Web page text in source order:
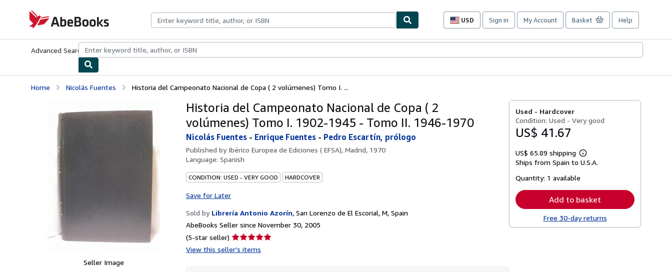
AbeBooks.com
USD
Site
preferences
Sign in My Account Basket Help
Advanced Search Browse CollectionsRare BooksArt & Collectibles
Home Nicolás Fuentes Historia del Campeonato Nacional de Copa ( 2 volúmenes) Tomo I. ...
Seller Image
Historia del Campeonato Nacional de Copa ( 2
volúmenes) Tomo I. 1902-1945 - Tomo II. 1946-1970
Nicolás Fuentes - Enrique Fuentes - Pedro Escartín, prólogo
Published by Ibérico Europea de Ediciones ( EFSA), Madrid, 1970
Language: Spanish
CONDITION: USED - VERY GOOD HARDCOVER
Save for Later
Sold by Librería Antonio Azorín, San Lorenzo de El Escorial, M, Spain
AbeBooks Seller since November 30, 2005
(5-star seller) Seller
rating
View this seller's items
Used - Hardcover
Condition: Used - Very good
US$ 41.67
US$ 65.89 shipping
Learn
more
Ships from Spain to U.S.A.
Quantity: 1 available
Add to basket
Free 30-day returns